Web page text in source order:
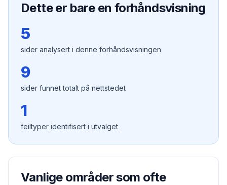
Dette er bare en forhåndsvisning
5
sider analysert i denne forhåndsvisningen
9
sider funnet totalt på nettstedet
1
feiltyper identifisert i utvalget
Vanlige områder som ofte